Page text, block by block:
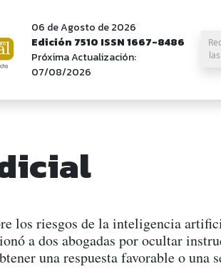
06 de Agosto de 2026
Edición 7510 ISSN 1667-8486
Próxima Actualización:
07/08/2026
los riesgos de la inteligencia
a dos abogadas por ocultar
una respuesta favorable o una